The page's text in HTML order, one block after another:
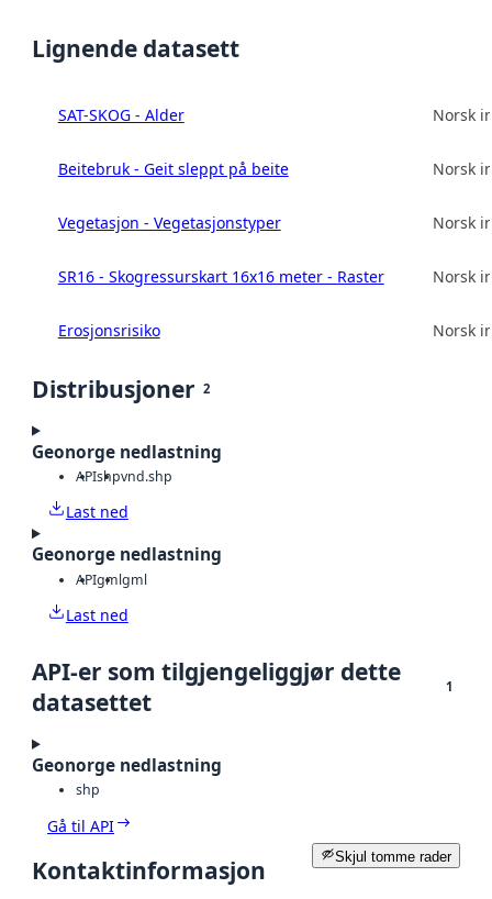
Lignende datasett
SAT-SKOG - Alder Norsk
Beitebruk - Geit sleppt på beite Norsk
Vegetasjon - Vegetasjonstyper Norsk
SR16 - Skogressurskart 16x16 meter - Raster Norsk
Erosjonsrisiko Norsk
Distribusjoner 2
Geonorge nedlastning
APIshpvnd.shp
Last ned
Geonorge nedlastning
APIgmlgml
Last ned
API-er som tilgjengeliggjør dette
datasettet
1
Geonorge nedlastning
shp
Gå til API
Skjul tomme rader
Kontaktinformasjon